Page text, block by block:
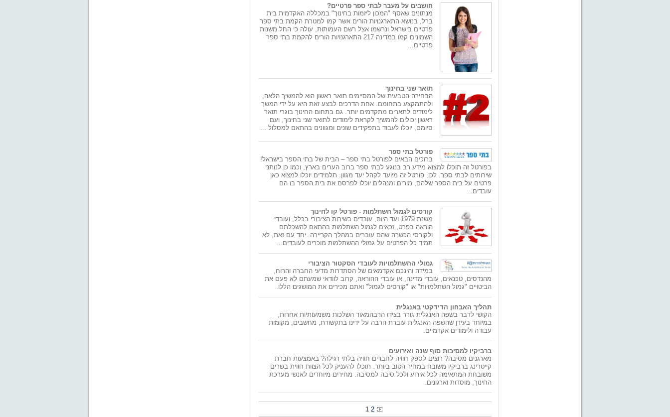
חושבים על מעבר לבתי ספר פרטיים?
מנתונים שאסף "המכון ליזמות בחינוך" במכללה האקדמית בית
ברל, בנושא התארגנויות הורים אשר קמו למטרת הקמת בתי ספר
פרטיים בישראל ונרשמו אצל רשם העמותות, עולה כי החל משנות
השמונים קמו במדינה 217 התארגנויות הורים להקמת בתי ספר
פרטיים...
תואר שני בחינוך
הבחירה הטבעית של המסיימים תואר ראשון הוא להמשיך הלאה,
ולהתמקצע בתחומם. אחת הדרכים לבצע זאת היא על ידי המשך
לימודים לתארים מתקדמים יותר. גם בתחום החינוך בוגרי תואר
ראשון יכולים להמשיך לקראת לימודים לתואר שני בחינוך, ועם
סיומם, יוכלו לעבוד בתפקידים שונים ומגוונים בהתאם למסלול ...
פורטל בתי ספר
ברוכים הבאים לפורטל בתי ספר – הבית של בתי הספר בישראל!
בפורטל זה תוכלו למצוא מידע רב בנוגע לבתי ספר ברוב הערים בארץ, וכמו כן לנותני
שירותים לבתי ספר. לכן, פורטל זה מיועד לקהל יעד מגוון: תלמידים יוכלו למצוא כאן
פרטים על בית הספר שלהם; מורים ומנהלים יוכלו לפרסם את בית הספר בו הם
עובדים...
קורסים לגמול השתלמות - פורטל קו לחינוך
משנת 1979 ועד היום, עובדים בשירות הציבורי בכלל, ועובדי
הוראה בפרט, זכאים לגמול השתלמות בהתאם להשכלתם
ולקורסי הכשרה שהם עוברים במהלך הקריירה. יחד עם זאת, לא
תמיד כל הפרטים על גמולי ההשתלמות מוכרים לעובדים...
גמולי ההשתלמויות לעובדי הסקטור הציבורי
במידה והינכם אקדמאים של הסתדרות מדעי החברה והרוח,
מהנדסים, טכנאים, עובדי מדינה, או עובדי ההוראה, קרוב לוודאי שמעתם לא פעם את
הביטויים "גמול השתלמויות" או "קורסים לגמול" ואתם מכירים את המושגים הללו.
תהליך האבחון הדידקטי באנגלית
הקושי לדבר בשפה האנגלית גורר בצידו הרבהמאוד השלכות משמעותיות אחרות,
במיוחד בעידן שהשפה האנגלית עוברת הרבה על ידינו בתקשורת, מחשבים, מקומות
עבודה ולימודים אקדמיים.
ברביקיו למסיבות סוף שנה ואירועים
מארגנים מסיבה? רוצים לספק חוויה לחברים חוויה בלתי רגילה? באמצעות חברת
קייטרינג ברביקיו משובח במחיר הטוב ביותר. תוכלו להעניק לכל הצוות חווית בשרים
משובחת המתאימה לכל אירוע ולכל סיבה למסיבה. מחירים מיוחדים לאנשי מערכת
החינוך, מוסדות וארגונים.
1 2